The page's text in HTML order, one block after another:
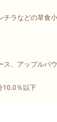
ラなどの草食小
、アップルパ
10.0％以下